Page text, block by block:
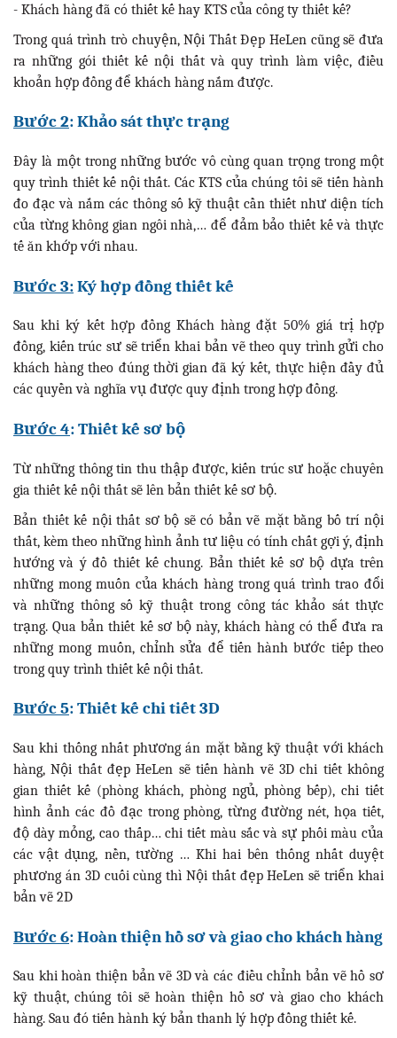
- Khách hàng đã có thiết kế hay KTS của công ty thiết kế?
Trong quá trình trò chuyện, Nội Thất Đẹp HeLen cũng sẽ đưa
ra những gói thiết kế nội thất và quy trình làm việc, điều
khoản hợp đồng để khách hàng nắm được.
Bước 2: Khảo sát thực trạng
Đây là một trong những bước vô cùng quan trọng trong một
quy trình thiết kế nội thất. Các KTS của chúng tôi sẽ tiến hành
đo đạc và nắm các thông số kỹ thuật cần thiết như diện tích
của từng không gian ngôi nhà,… để đảm bảo thiết kế và thực
tế ăn khớp với nhau.
Bước 3:Ký hợp đồng thiết kế
Sau khi ký kết hợp đồng Khách hàng đặt 50% giá trị hợp
đồng, kiến trúc sư sẽ triển khai bản vẽ theo quy trình gửi cho
khách hàng theo đúng thời gian đã ký kết, thực hiện đầy đủ
các quyền và nghĩa vụ được quy định trong hợp đồng.
Bước 4: Thiết kế sơ bộ
Từ những thông tin thu thập được, kiến trúc sư hoặc chuyên
gia thiết kế nội thất sẽ lên bản thiết kế sơ bộ.
Bản thiết kế nội thất sơ bộ sẽ có bản vẽ mặt bằng bố trí nội
thất, kèm theo những hình ảnh tư liệu có tính chất gợi ý, định
hướng và ý đồ thiết kế chung. Bản thiết kế sơ bộ dựa trên
những mong muốn của khách hàng trong quá trình trao đổi
và những thông số kỹ thuật trong công tác khảo sát thực
trạng. Qua bản thiết kế sơ bộ này, khách hàng có thể đưa ra
những mong muốn, chỉnh sửa để tiến hành bước tiếp theo
trong quy trình thiết kế nội thất.
Bước 5: Thiết kế chi tiết 3D
Sau khi thống nhất phương án mặt bằng kỹ thuật với khách
hàng, Nội thất đẹp HeLen sẽ tiến hành vẽ 3D chi tiết không
gian thiết kế (phòng khách, phòng ngủ, phòng bếp), chi tiết
hình ảnh các đồ đạc trong phòng, từng đường nét, họa tiết,
độ dày mỏng, cao thấp… chi tiết màu sắc và sự phối màu của
các vật dụng, nền, tường … Khi hai bên thống nhất duyệt
phương án 3D cuối cùng thì Nội thất đẹp HeLen sẽ triển khai
bản vẽ 2D
Bước 6: Hoàn thiện hồ sơ và giao cho khách hàng
Sau khi hoàn thiện bản vẽ 3D và các điều chỉnh bản vẽ hồ sơ
kỹ thuật, chúng tôi sẽ hoàn thiện hồ sơ và giao cho khách
hàng. Sau đó tiến hành ký bản thanh lý hợp đồng thiết kế.